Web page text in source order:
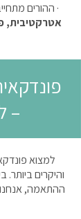
· ההורים
אטרקטיבית,
–
למצוא
והיקרים
ההתאמה, אנחנו